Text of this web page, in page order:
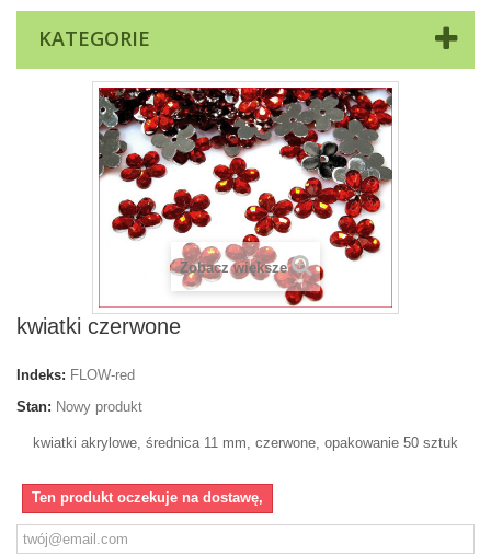
KATEGORIE
Zobacz większe
kwiatki czerwone
Indeks: FLOW-red
Stan: Nowy produkt
kwiatki akrylowe, średnica 11 mm, czerwone, opakowanie 50 sztuk
Ten produkt oczekuje na dostawę,